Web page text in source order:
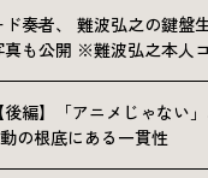
奏者、 難波弘之の鍵盤
真も公開 ※難波弘之本人
編】「アニメじゃない
の根底にある一貫性